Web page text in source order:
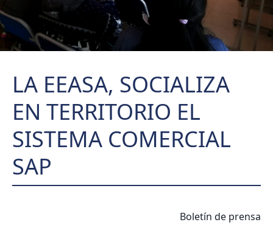
LA EEASA, SOCIALIZA
EN TERRITORIO EL
SISTEMA COMERCIAL
SAP
Boletín de prensa